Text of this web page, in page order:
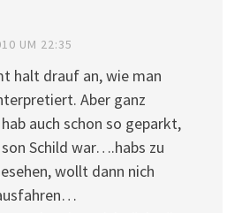
UM 22:35
halt drauf an, wie man
Aber ganz
auch schon so geparkt,
Schild war….habs zu
wollt dann nich